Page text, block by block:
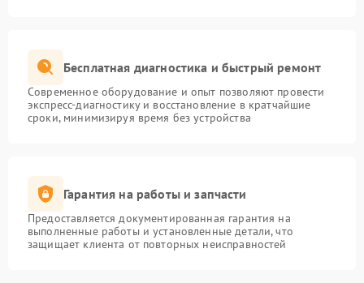
Бесплатная диагностика и быстрый ремонт
Современное оборудование и опыт позволяют провести
экспресс-диагностику и восстановление в кратчайшие
сроки, минимизируя время без устройства
Гарантия на работы и запчасти
Предоставляется документированная гарантия на
выполненные работы и установленные детали, что
защищает клиента от повторных неисправностей